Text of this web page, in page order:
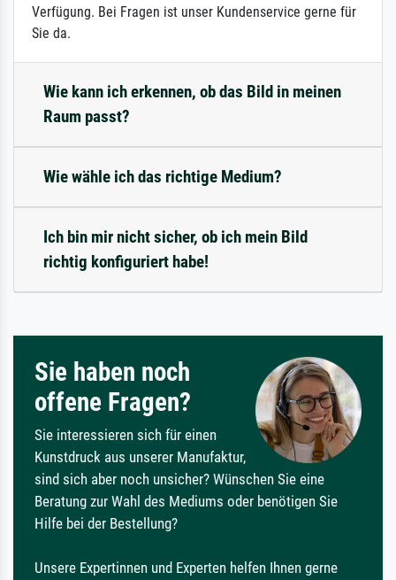
Verfügung. Bei Fragen ist unser Kundenservice gerne für
Sie da.
Wie kann ich erkennen, ob das Bild in meinen
Raum passt?
Wie wähle ich das richtige Medium?
Ich bin mir nicht sicher, ob ich mein Bild
richtig konfiguriert habe!
Sie haben noch
offene Fragen?
Sie interessieren sich für einen
Kunstdruck aus unserer Manufaktur,
sind sich aber noch unsicher? Wünschen Sie eine
Beratung zur Wahl des Mediums oder benötigen Sie
Hilfe bei der Bestellung?
Unsere Expertinnen und Experten helfen Ihnen gerne